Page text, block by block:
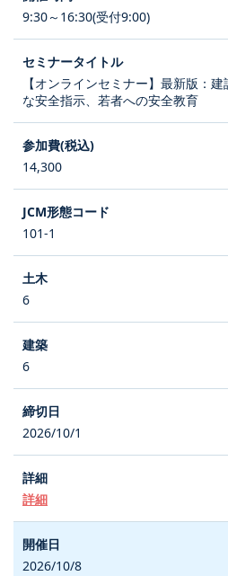
9:30～16:30(受付9:00)
【オンラインセミナー】最新版：
な安全指示、若者への安全教育
14,300
101-1
6
6
2026/10/1
詳細
2026/10/8